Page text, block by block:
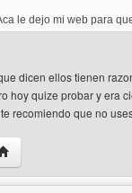
le dejo mi web para
dicen ellos tienen
hoy quize probar y era
recomiendo que no
sitio web del